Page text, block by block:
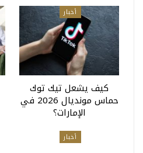
أخبار
كيف يشعل تيك توك
حماس مونديال 2026 في
الإمارات؟
أخبار